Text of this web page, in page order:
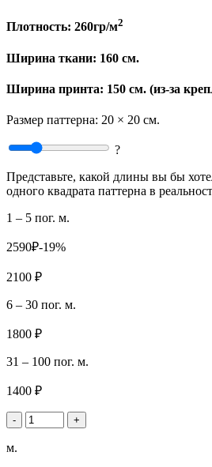
Плотность: 260гр/м2
Ширина ткани: 160 см.
Ширина принта: 150 см. (из-за
Размер паттерна: 20 × 20 см.
?
Представьте, какой длины вы бы
одного квадрата паттерна в
1 – 5 пог. м.
2590₽-19%
2100 ₽
6 – 30 пог. м.
1800 ₽
31 – 100 пог. м.
1400 ₽
- +
м.